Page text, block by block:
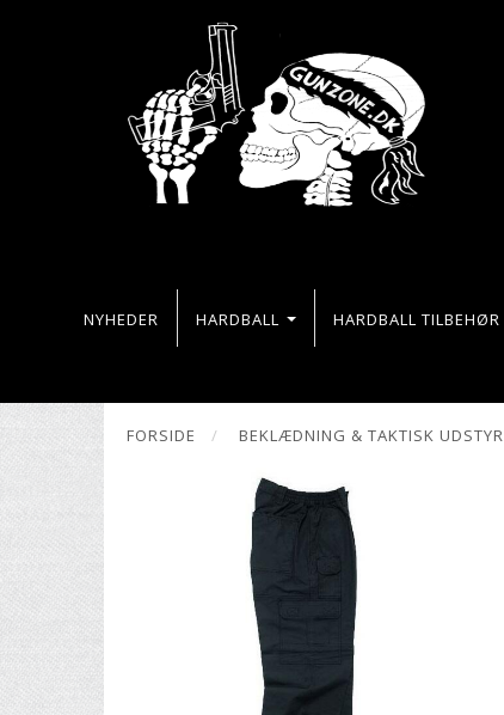
NYHEDER HARDBALL HARDBALL TILBEHØR
FORSIDE BEKLÆDNING & TAKTISK UDSTYR